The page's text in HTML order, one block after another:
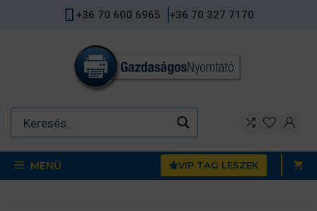
+36 70 600 6965 +36 70 327 7170
MENÜ VIP TAG LESZEK